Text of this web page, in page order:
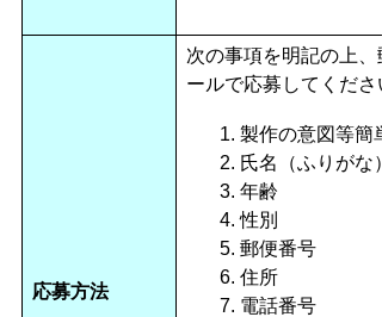
応募方法
次の事項を明記の上、
ールで応募してくださ
製作の意図等簡
氏名（ふりがな）
年齢
性別
郵便番号
住所
電話番号